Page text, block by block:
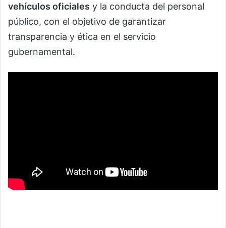
vehículos oficiales y la conducta del personal
público, con el objetivo de garantizar
transparencia y ética en el servicio
gubernamental.